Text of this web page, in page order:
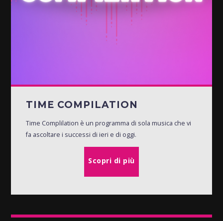
TIME COMPILATION
Time Complilation è un programma di sola musica che vi
fa ascoltare i successi di ieri e di oggi.
Scopri di più